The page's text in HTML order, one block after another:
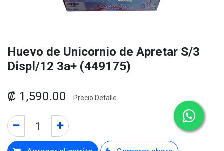
Huevo de Unicornio de Apretar S/3
Displ/12 3a+ (449175)
₡ 1,590.00 Precio Detalle.